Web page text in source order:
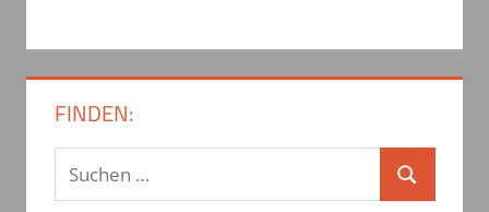
FINDEN:
u